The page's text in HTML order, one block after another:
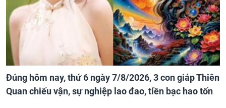
Đúng hôm nay, thứ 6 ngày 7/8/2026, 3 con giáp Thiên
Quan chiếu vận, sự nghiệp lao đao, tiền bạc hao tốn